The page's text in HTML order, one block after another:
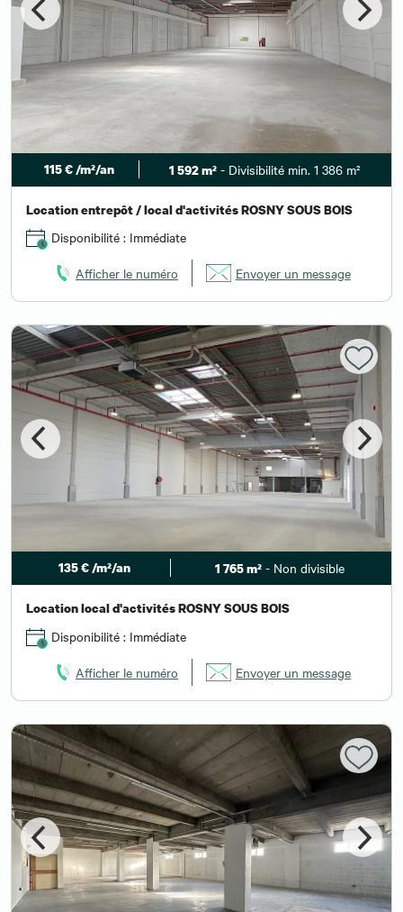
115 € /m²/an 1 592 m²- Divisibilité min. 1 386 m²
Location entrepôt / local d'activités ROSNY SOUS BOIS
Disponibilité : Immédiate
Afficher le numéro Envoyer un message
135 € /m²/an 1 765 m² - Non divisible
Location local d'activités ROSNY SOUS BOIS
Disponibilité : Immédiate
Afficher le numéro Envoyer un message